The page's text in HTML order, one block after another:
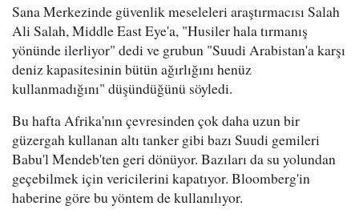
Sana Merkezinde güvenlik meseleleri araştırmacısı Salah
Ali Salah, Middle East Eye'a, "Husiler hala tırmanış
yönünde ilerliyor" dedi ve grubun "Suudi Arabistan'a karşı
deniz kapasitesinin bütün ağırlığını henüz
kullanmadığını" düşündüğünü söyledi.
Bu hafta Afrika'nın çevresinden çok daha uzun bir
güzergah kullanan altı tanker gibi bazı Suudi gemileri
Babu'l Mendeb'ten geri dönüyor. Bazıları da su yolundan
geçebilmek için vericilerini kapatıyor. Bloomberg'in
haberine göre bu yöntem de kullanılıyor.